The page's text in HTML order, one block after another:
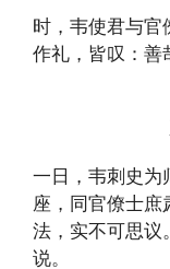
时，韦使君与官
作礼，皆叹：善
一日，韦刺史为
座，同官僚士庶
法，实不可思议
说。